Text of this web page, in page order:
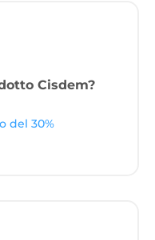
Cisdem?
del 30%